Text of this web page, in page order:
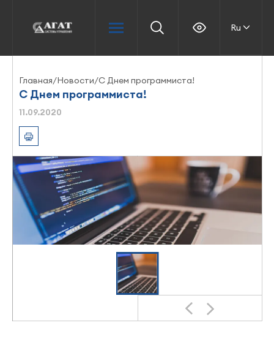
Ru
Главная/Новости/С Днем программиста!
С Днем программиста!
11.09.2020